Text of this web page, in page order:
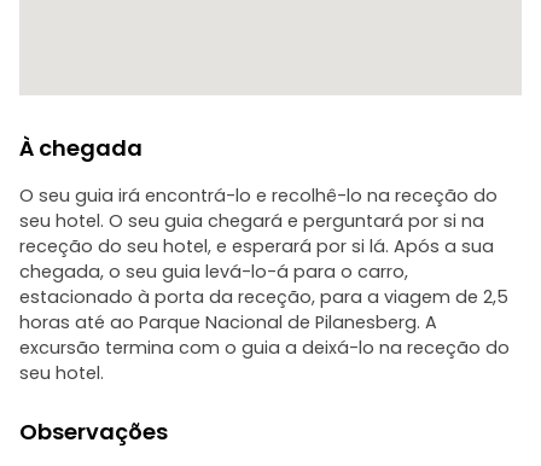
À chegada
O seu guia irá encontrá-lo e recolhê-lo na receção do
seu hotel. O seu guia chegará e perguntará por si na
receção do seu hotel, e esperará por si lá. Após a sua
chegada, o seu guia levá-lo-á para o carro,
estacionado à porta da receção, para a viagem de 2,5
horas até ao Parque Nacional de Pilanesberg. A
excursão termina com o guia a deixá-lo na receção do
seu hotel.
Observações